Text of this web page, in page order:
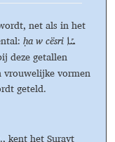
net als in het
ḥa w cësri ܚܰܐ
deze getallen
vrouwelijke vormen
geteld.